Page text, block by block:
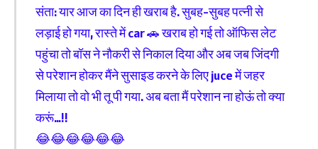
संता: यार आज का दिन ही खराब है. सुबह-सुबह पत्नी से
लड़ाई हो गया, रास्ते में car 🚗 खराब हो गई तो ऑफिस लेट
पहुंचा तो बॉस ने नौकरी से निकाल दिया और अब जब जिंदगी
से परेशान होकर मैंने सुसाइड करने के लिए juce में जहर
मिलाया तो वो भी तू पी गया. अब बता मैं परेशान ना होऊं तो क्या
करूं…!!
😂😂😂😂😂😂